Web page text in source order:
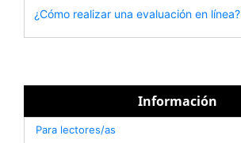
¿Cómo realizar una evaluación en línea?
Información
Para lectores/as